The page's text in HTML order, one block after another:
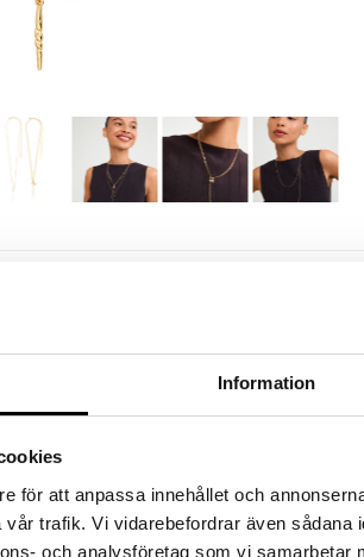
Information
för att anpassa innehållet och
trafik. Vi vidarebefordrar även sådana
och analysföretag som vi
tehdä löytöjä suuresta ALEstamme. Juuri
suuren valikoiman jännittäviä tuotteita
hinnoilla!
31.8.2026 asti mutta ole nopea -
ale-löydöt »